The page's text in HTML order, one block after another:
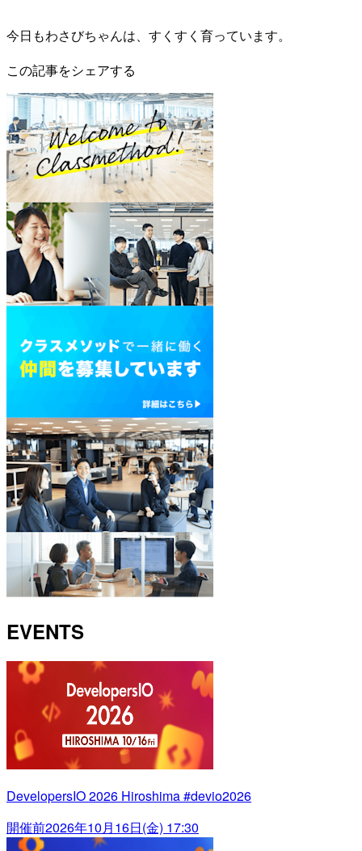
今日もわさびちゃんは、すくすく育っています。
この記事をシェアする
EVENTS
DevelopersIO 2026 Hiroshima #devio2026
開催前2026年10月16日(金) 17:30